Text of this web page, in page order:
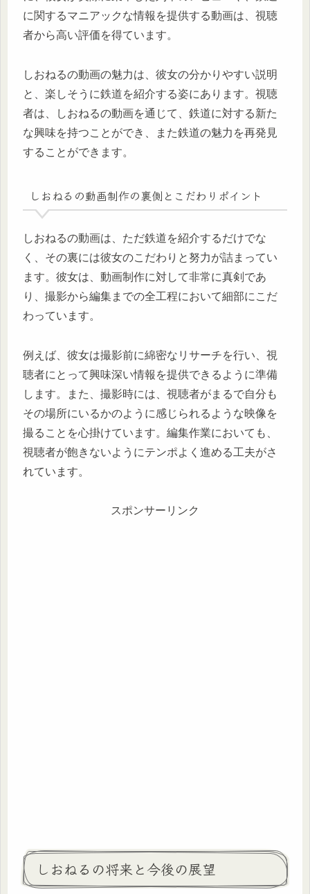
に関するマニアックな情報を提供する動画は、視聴
者から高い評価を得ています。
しおねるの動画の魅力は、彼女の分かりやすい説明
と、楽しそうに鉄道を紹介する姿にあります。視聴
者は、しおねるの動画を通じて、鉄道に対する新た
な興味を持つことができ、また鉄道の魅力を再発見
することができます。
しおねるの動画制作の裏側とこだわりポイント
しおねるの動画は、ただ鉄道を紹介するだけでな
く、その裏には彼女のこだわりと努力が詰まってい
ます。彼女は、動画制作に対して非常に真剣であ
り、撮影から編集までの全工程において細部にこだ
わっています。
例えば、彼女は撮影前に綿密なリサーチを行い、視
聴者にとって興味深い情報を提供できるように準備
します。また、撮影時には、視聴者がまるで自分も
その場所にいるかのように感じられるような映像を
撮ることを心掛けています。編集作業においても、
視聴者が飽きないようにテンポよく進める工夫がさ
れています。
スポンサーリンク
しおねるの将来と今後の展望